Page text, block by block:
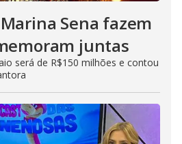
Sena fazem
juntas
será de R$150 milhões e contou